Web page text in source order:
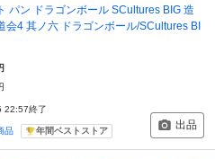
パン ドラゴンボール SCultures BIG 造
会4 其ノ六 ドラゴンボール/SCultures BI
22:57終了
品 年間ベストストア 出品